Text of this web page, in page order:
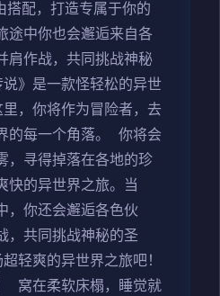
配，打造专属于你的
途中你也会邂逅来自各
肩作战，共同挑战神秘
》是一款怪轻松的异世
，你将作为冒险者，去
的每一个角落。 你将会
，寻得掉落在各地的珍
快的异世界之旅。当
，你还会邂逅各色伙
，共同挑战神秘的圣
轻爽的异世界之旅吧！
窝在柔软床榻，睡觉就